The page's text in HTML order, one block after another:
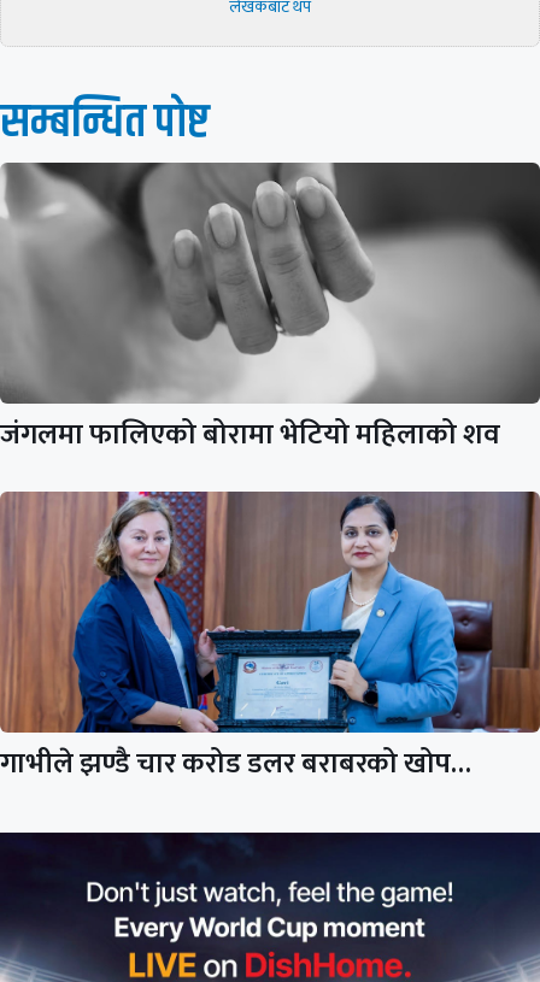
लेखकबाट थप
सम्बन्धित पाेष्ट
जंगलमा फालिएको बोरामा भेटियो महिलाको शव
गाभीले झण्डै चार करोड डलर बराबरको खोप…